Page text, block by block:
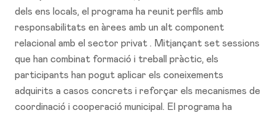
dels ens locals, el programa ha reunit perfils amb
responsabilitats en àrees amb un alt component
relacional amb el sector privat . Mitjançant set sessions
que han combinat formació i treball pràctic, els
participants han pogut aplicar els coneixements
adquirits a casos concrets i reforçar els mecanismes de
coordinació i cooperació municipal. El programa ha